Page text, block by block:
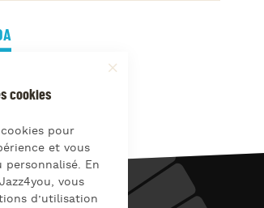
cookies
pour
et vous
En
vous
d’utilisation